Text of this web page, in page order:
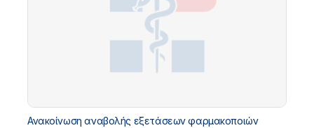
Ανακοίνωση αναβολής εξετάσεων φαρμακοποιών